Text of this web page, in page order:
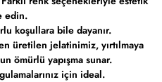
edin.
koşullara bile dayanır.
üretilen jelatinimiz, yırtılmaya
ömürlü yapışma sunar.
için ideal.